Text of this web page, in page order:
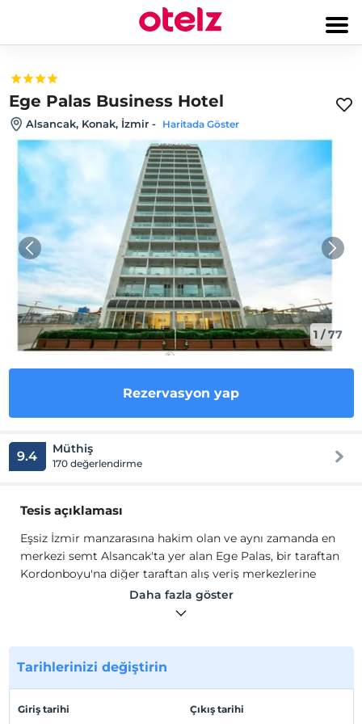
Ege Palas Business Hotel
Alsancak, Konak, İzmir - Haritada Göster
1 /77
Rezervasyon yap
9.4 Müthiş
170 değerlendirme
Tesis açıklaması
Eşsiz İzmir manzarasına hakim olan ve aynı zamanda en
merkezi semt Alsancak'ta yer alan Ege Palas, bir taraftan
Kordonboyu'na diğer taraftan alış veriş merkezlerine
açılan konumuyla siz özel misafirlerine hizmet
merkezi semt Alsancak'ta yer alan Ege Palas, bir taraftan
Kordonboyu'na diğer taraftan alış veriş merkezlerine
Balkon, Klima, LCD TV, Pay TV, Kablo TV, Yüksek hızlı
Daha fazla göster
Tarihlerinizi değiştirin
Giriş tarihi Çıkış tarihi